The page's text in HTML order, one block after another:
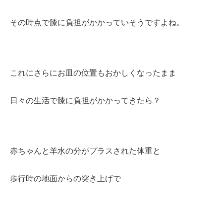
その時点で膝に負担がかかっていそうですよね。
これにさらにお皿の位置もおかしくなったまま
日々の生活で膝に負担がかかってきたら？
赤ちゃんと羊水の分がプラスされた体重と
歩行時の地面からの突き上げで